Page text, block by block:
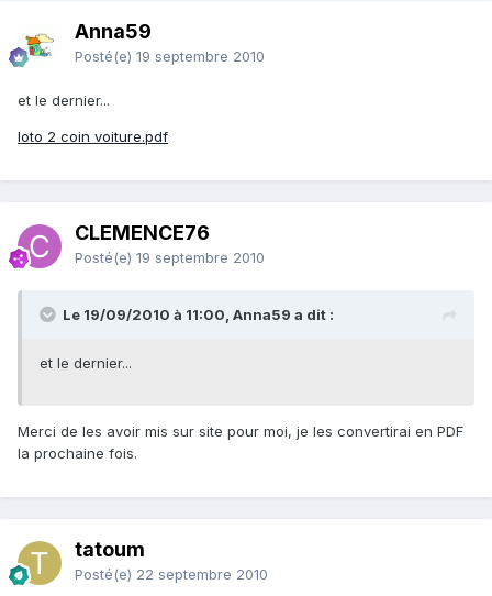
Anna59
Posté(e) 19 septembre 2010
et le dernier...
loto 2 coin voiture.pdf
CLEMENCE76
Posté(e) 19 septembre 2010
Le 19/09/2010 à 11:00, Anna59 a dit :
et le dernier...
Merci de les avoir mis sur site pour moi, je les convertirai en PDF
la prochaine fois.
tatoum
Posté(e) 22 septembre 2010